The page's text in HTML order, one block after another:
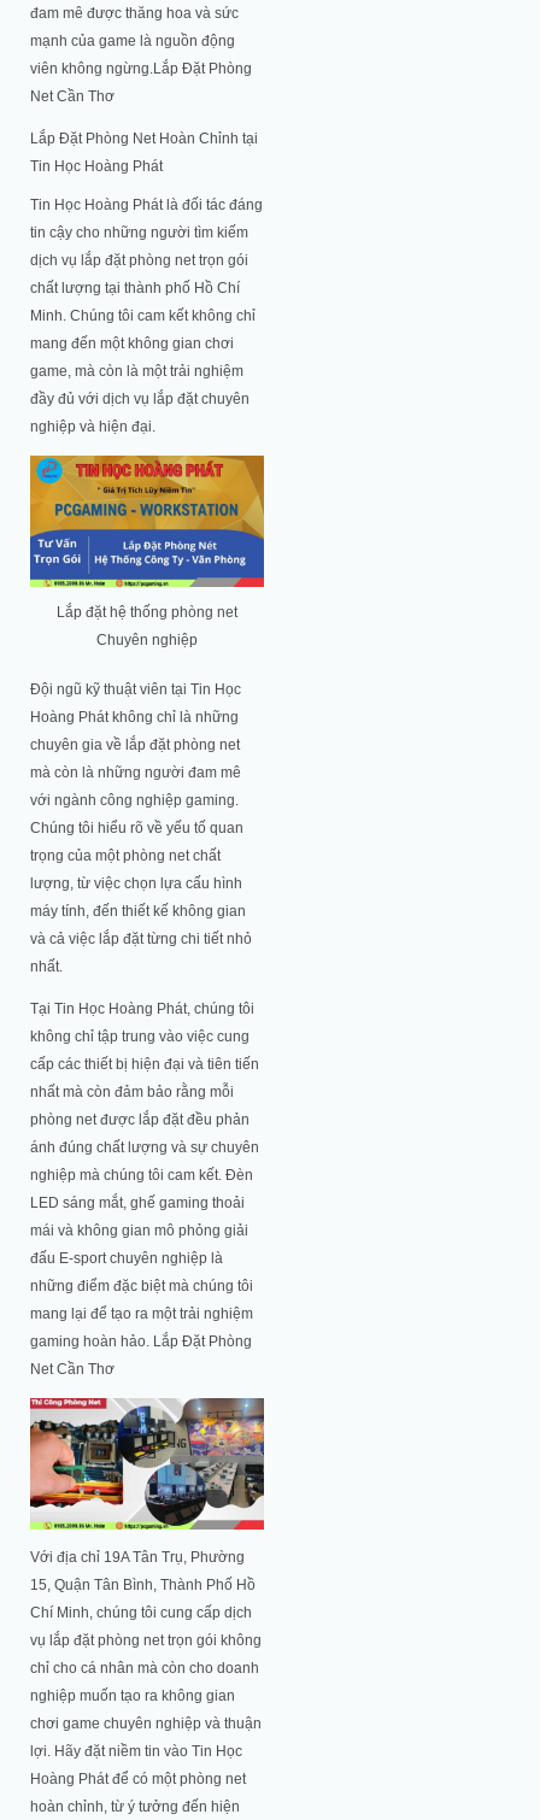
đam mê được thăng hoa và sức
mạnh của game là nguồn động
viên không ngừng.Lắp Đặt Phòng
Net Cần Thơ
Lắp Đặt Phòng Net Hoàn Chỉnh tại
Tin Học Hoàng Phát
Tin Học Hoàng Phát là đối tác đáng
tin cậy cho những người tìm kiếm
dịch vụ lắp đặt phòng net trọn gói
chất lượng tại thành phố Hồ Chí
Minh. Chúng tôi cam kết không chỉ
mang đến một không gian chơi
game, mà còn là một trải nghiệm
đầy đủ với dịch vụ lắp đặt chuyên
nghiệp và hiện đại.
Lắp đặt hệ thống phòng net
Chuyên nghiệp
Đội ngũ kỹ thuật viên tại Tin Học
Hoàng Phát không chỉ là những
chuyên gia về lắp đặt phòng net
mà còn là những người đam mê
với ngành công nghiệp gaming.
Chúng tôi hiểu rõ về yếu tố quan
trọng của một phòng net chất
lượng, từ việc chọn lựa cấu hình
máy tính, đến thiết kế không gian
và cả việc lắp đặt từng chi tiết nhỏ
nhất.
Tại Tin Học Hoàng Phát, chúng tôi
không chỉ tập trung vào việc cung
cấp các thiết bị hiện đại và tiên tiến
nhất mà còn đảm bảo rằng mỗi
phòng net được lắp đặt đều phản
ánh đúng chất lượng và sự chuyên
nghiệp mà chúng tôi cam kết. Đèn
LED sáng mắt, ghế gaming thoải
mái và không gian mô phỏng giải
đấu E-sport chuyên nghiệp là
những điểm đặc biệt mà chúng tôi
mang lại để tạo ra một trải nghiệm
gaming hoàn hảo. Lắp Đặt Phòng
Net Cần Thơ
Với địa chỉ 19A Tân Trụ, Phường
15, Quận Tân Bình, Thành Phố Hồ
Chí Minh, chúng tôi cung cấp dịch
vụ lắp đặt phòng net trọn gói không
chỉ cho cá nhân mà còn cho doanh
nghiệp muốn tạo ra không gian
chơi game chuyên nghiệp và thuận
lợi. Hãy đặt niềm tin vào Tin Học
Hoàng Phát để có một phòng net
hoàn chỉnh, từ ý tưởng đến hiện